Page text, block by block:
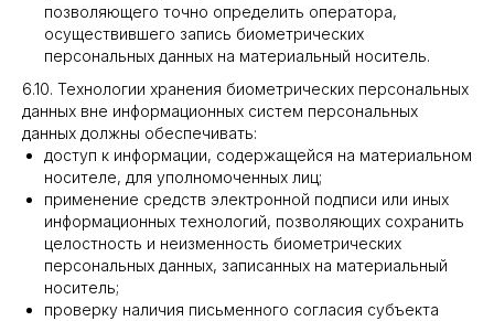
позволяющего точно определить оператора,
осуществившего запись биометрических
персональных данных на материальный носитель.
6.10. Технологии хранения биометрических персональных
данных вне информационных систем персональных
данных должны обеспечивать:
доступ к информации, содержащейся на материальном
носителе, для уполномоченных лиц;
применение средств электронной подписи или иных
информационных технологий, позволяющих сохранить
целостность и неизменность биометрических
персональных данных, записанных на материальный
носитель;
проверку наличия письменного согласия субъекта